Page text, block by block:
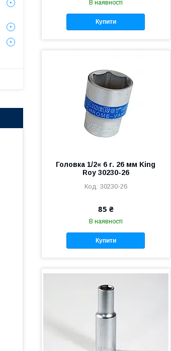
В наявності
Купити
Головка 1/2« 6 г. 26 мм King
Roy 30230-26
30230-26
85 ₴
В наявності
Купити